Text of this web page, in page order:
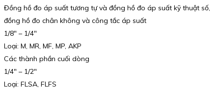
Đồng hồ đo áp suất tương tự và đồng hồ đo áp suất kỹ thuật số,
đồng hồ đo chân không và công tắc áp suất
1/8″ – 1/4″
Loại: M, MR, MF, MP, AKP
Các thành phần cuối dòng
1/4″ – 1/2″
Loại: FLSA, FLFS